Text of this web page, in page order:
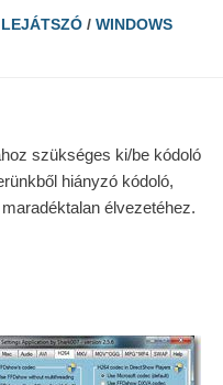
/ WINDOWS
szükséges ki/be kódoló
hiányzó kódoló,
élvezetéhez.